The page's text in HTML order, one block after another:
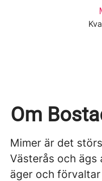
Om
Mimer är det
Västerås och ägs
äger och